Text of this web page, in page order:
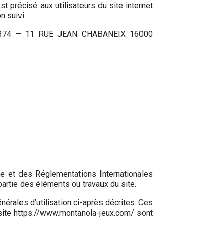
précisé aux utilisateurs du site internet
suivi :
– 11 RUE JEAN CHABANEIX 16000
des Réglementations Internationales
des éléments ou travaux du site.
d’utilisation ci-après décrites. Ces
https://www.montanola-jeux.com/ sont